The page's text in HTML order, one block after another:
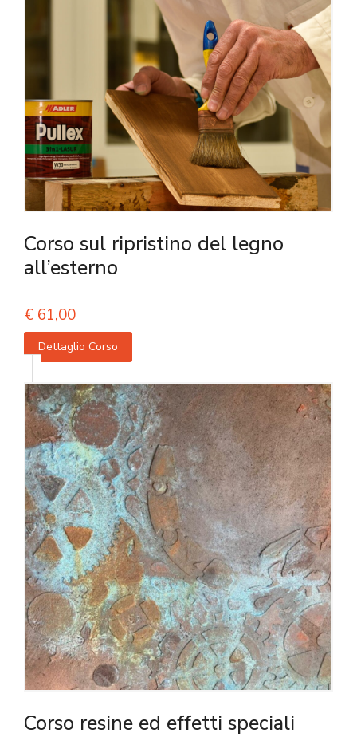
Corso sul ripristino del legno
all’esterno
€ 61,00
Dettaglio Corso
Corso resine ed effetti speciali